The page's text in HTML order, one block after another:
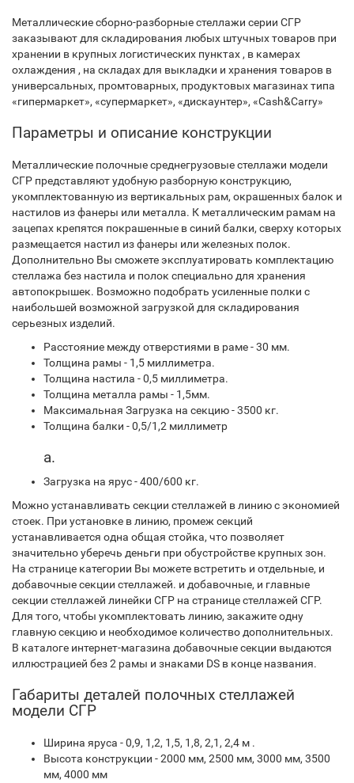
Металлические сборно-разборные стеллажи серии СГР
заказывают для складирования любых штучных товаров при
хранении в крупных логистических пунктах , в камерах
охлаждения , на складах для выкладки и хранения товаров в
универсальных, промтоварных, продуктовых магазинах типа
«гипермаркет», «супермаркет», «дискаунтер», «Cash&Carry»
Параметры и описание конструкции
Металлические полочные среднегрузовые стеллажи модели
СГР представляют удобную разборную конструкцию,
укомплектованную из вертикальных рам, окрашенных балок и
настилов из фанеры или металла. К металлическим рамам на
зацепах крепятся покрашенные в синий балки, сверху которых
размещается настил из фанеры или железных полок.
Дополнительно Вы сможете эксплуатировать комплектацию
стеллажа без настила и полок специально для хранения
автопокрышек. Возможно подобрать усиленные полки с
наибольшей возможной загрузкой для складирования
серьезных изделий.
Расстояние между отверстиями в раме - 30 мм.
Толщина рамы - 1,5 миллиметра.
Толщина настила - 0,5 миллиметра.
Толщина металла рамы - 1,5мм.
Максимальная Загрузка на секцию - 3500 кг.
Толщина балки - 0,5/1,2 миллиметр
а.
Загрузка на ярус - 400/600 кг.
Можно устанавливать секции стеллажей в линию с экономией
стоек. При установке в линию, промеж секций
устанавливается одна общая стойка, что позволяет
значительно уберечь деньги при обустройстве крупных зон.
На странице категории Вы можете встретить и отдельные, и
добавочные секции стеллажей. и добавочные, и главные
секции стеллажей линейки СГР на странице стеллажей СГР.
Для того, чтобы укомплектовать линию, закажите одну
главную секцию и необходимое количество дополнительных.
В каталоге интернет-магазина добавочные секции выдаются
иллюстрацией без 2 рамы и знаками DS в конце названия.
Габариты деталей полочных стеллажей
модели СГР
Ширина яруса - 0,9, 1,2, 1,5, 1,8, 2,1, 2,4 м .
Высота конструкции - 2000 мм, 2500 мм, 3000 мм, 3500
мм, 4000 мм